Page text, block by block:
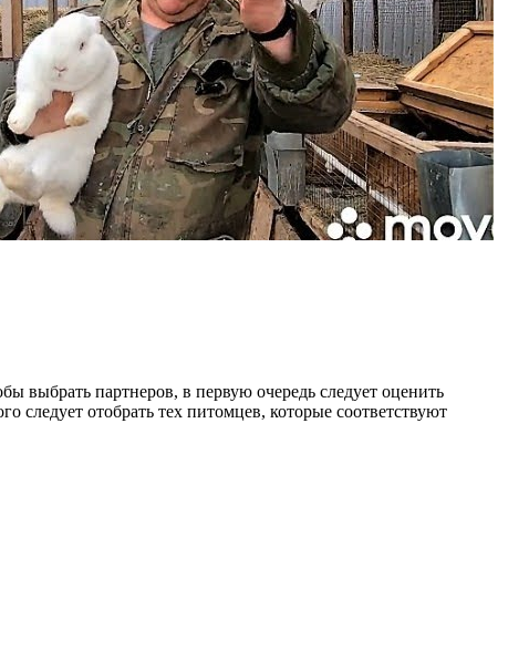
выбрать партнеров, в первую очередь следует оценить
следует отобрать тех питомцев, которые соответствуют